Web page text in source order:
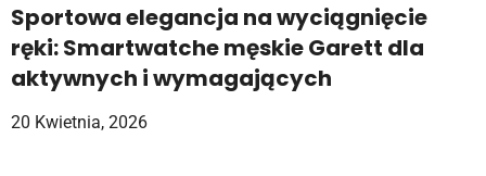
Sportowa elegancja na wyciągnięcie
ręki: Smartwatche męskie Garett dla
aktywnych i wymagających
20 Kwietnia, 2026